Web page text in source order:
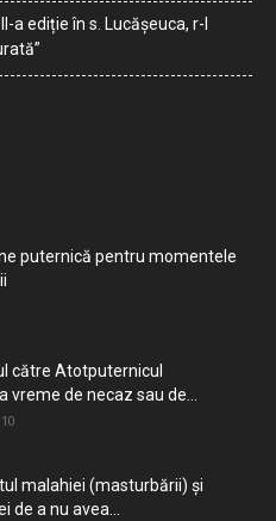
a ediție în s. Lucășeuca, r-l
puternică pentru momentele
către Atotputernicul
vreme de necaz sau de...
malahiei (masturbării) şi
de a nu avea...